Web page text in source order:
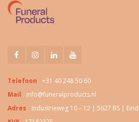
Telefoon
+31 40 248 50 60
Mail
info@funeralproducts.nl
Adres
Industrieweg 10 – 12 | 5627 BS |